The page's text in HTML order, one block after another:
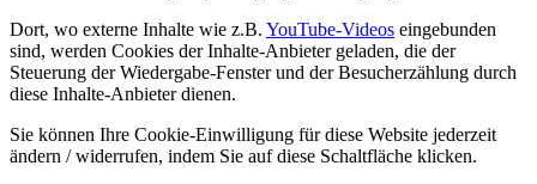
Dort, wo externe Inhalte wie z.B. YouTube-Videos eingebunden
sind, werden Cookies der Inhalte-Anbieter geladen, die der
Steuerung der Wiedergabe-Fenster und der Besucherzählung durch
diese Inhalte-Anbieter dienen.
Sie können Ihre Cookie-Einwilligung für diese Website jederzeit
ändern / widerrufen, indem Sie auf diese Schaltfläche klicken.